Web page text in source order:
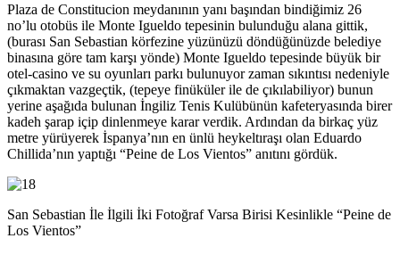
Plaza de Constitucion meydanının yanı başından bindiğimiz 26
no’lu otobüs ile Monte Igueldo tepesinin bulunduğu alana gittik,
(burası San Sebastian körfezine yüzünüzü döndüğünüzde belediye
binasına göre tam karşı yönde) Monte Igueldo tepesinde büyük bir
otel-casino ve su oyunları parkı bulunuyor zaman sıkıntısı nedeniyle
çıkmaktan vazgeçtik, (tepeye finüküler ile de çıkılabiliyor) bunun
yerine aşağıda bulunan İngiliz Tenis Kulübünün kafeteryasında birer
kadeh şarap içip dinlenmeye karar verdik. Ardından da birkaç yüz
metre yürüyerek İspanya’nın en ünlü heykeltıraşı olan Eduardo
Chillida’nın yaptığı “Peine de Los Vientos” anıtını gördük.
San Sebastian İle İlgili İki Fotoğraf Varsa Birisi Kesinlikle “Peine de
Los Vientos”